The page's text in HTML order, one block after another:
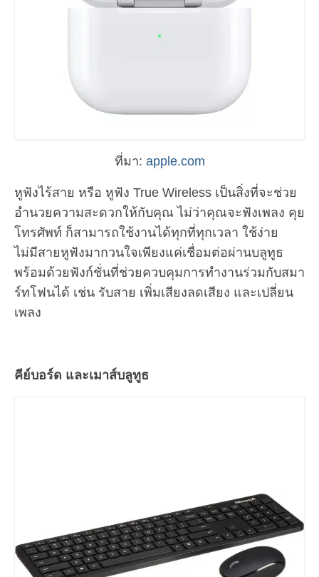
ที่มา: apple.com
หูฟังไร้สาย หรือ หูฟัง True Wireless เป็นสิ่งที่จะช่วย
อำนวยความสะดวกให้กับคุณ ไม่ว่าคุณจะฟังเพลง คุย
โทรศัพท์ ก็สามารถใช้งานได้ทุกที่ทุกเวลา ใช้ง่าย
ไม่มีสายหูฟังมากวนใจเพียงแค่เชื่อมต่อผ่านบลูทูธ
พร้อมด้วยฟังก์ชั่นที่ช่วยควบคุมการทำงานร่วมกับสมา
ร์ทโฟนได้ เช่น รับสาย เพิ่มเสียงลดเสียง และเปลี่ยน
เพลง
คีย์บอร์ด และเมาส์บลูทูธ